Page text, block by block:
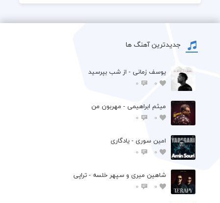
جدیدترین آهنگ ها
یوسف زمانی - از شب بپرسید
0
0
میثم ابراهیمی - مهربون من
0
0
امین سوری - یادگاری
0
0
شاهین میری و سپهر خلسه - تراپی
0
0